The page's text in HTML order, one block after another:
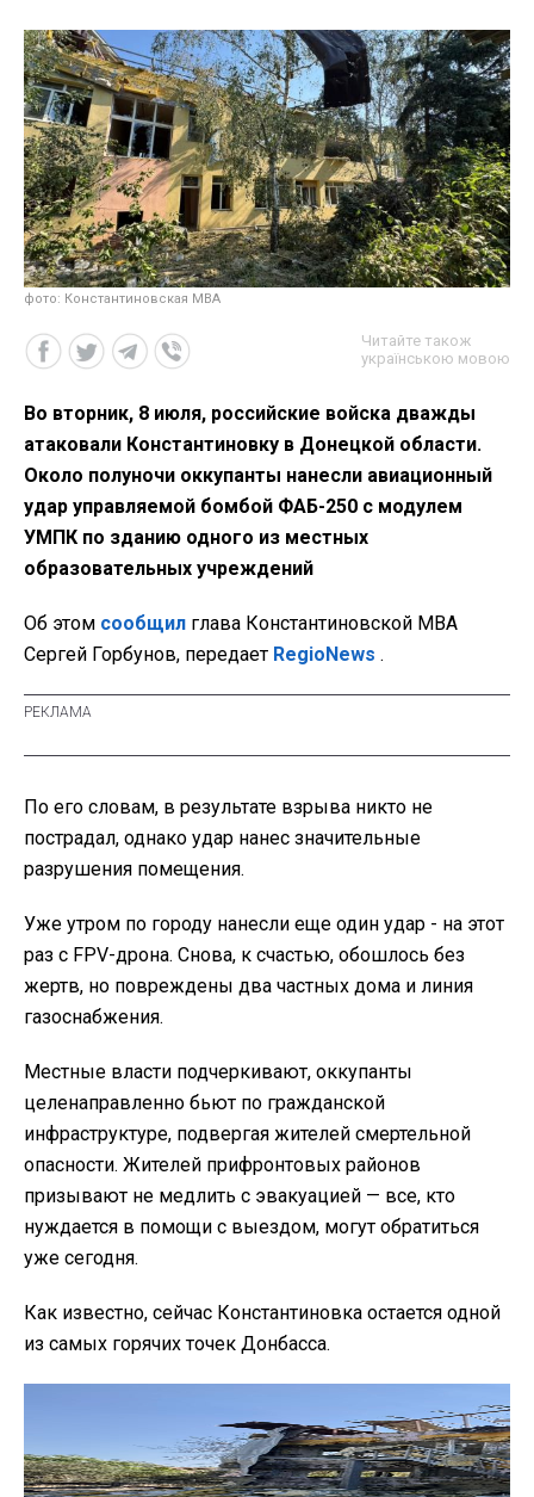
фото: Константиновская МВА
Читайте також
українською мовою
Во вторник, 8 июля, российские войска дважды
атаковали Константиновку в Донецкой области.
Около полуночи оккупанты нанесли авиационный
удар управляемой бомбой ФАБ-250 с модулем
УМПК по зданию одного из местных
образовательных учреждений
Об этом сообщил глава Константиновской МВА
Сергей Горбунов, передает RegioNews .
По его словам, в результате взрыва никто не
пострадал, однако удар нанес значительные
разрушения помещения.
Уже утром по городу нанесли еще один удар - на этот
раз с FPV-дрона. Снова, к счастью, обошлось без
жертв, но повреждены два частных дома и линия
газоснабжения.
Местные власти подчеркивают, оккупанты
целенаправленно бьют по гражданской
инфраструктуре, подвергая жителей смертельной
опасности. Жителей прифронтовых районов
призывают не медлить с эвакуацией — все, кто
нуждается в помощи с выездом, могут обратиться
уже сегодня.
Как известно, сейчас Константиновка остается одной
из самых горячих точек Донбасса.